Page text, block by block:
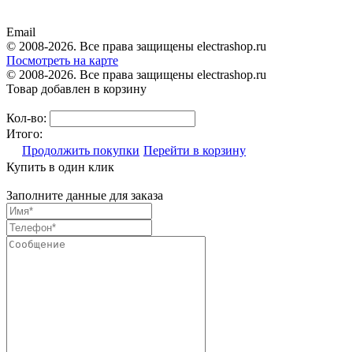
Email
© 2008-2026. Все права защищены electrashop.ru
Посмотреть на карте
© 2008-2026. Все права защищены electrashop.ru
Товар добавлен в корзину
Кол-во:
Итого:
Продолжить покупки Перейти в корзину
Купить в один клик
Заполните данные для заказа